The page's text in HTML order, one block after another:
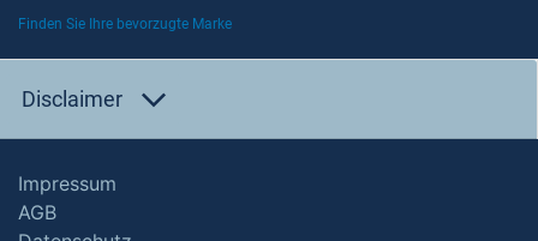
Finden Sie Ihre bevorzugte Marke
Disclaimer
Impressum
AGB